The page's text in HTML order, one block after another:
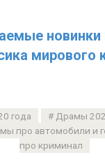
новинки
мирового
года Драмы
про автомобили и
про криминал